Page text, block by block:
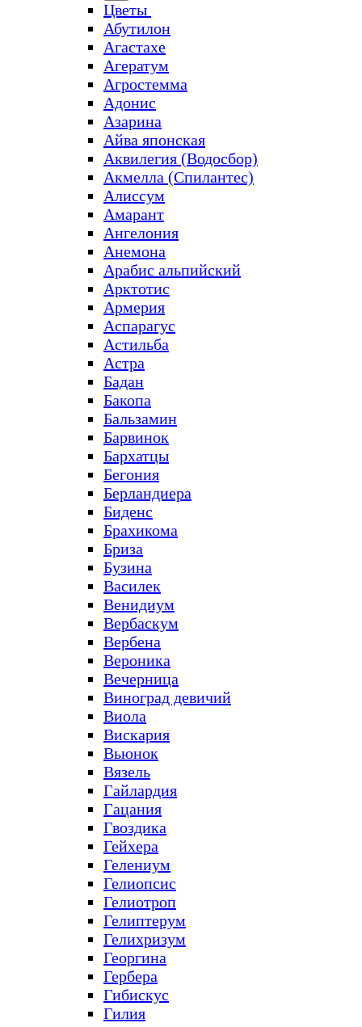
Цветы
Абутилон
Агастахе
Агератум
Агростемма
Адонис
Азарина
Айва японская
Аквилегия (Водосбор)
Акмелла (Спилантес)
Алиссум
Амарант
Ангелония
Анемона
Арабис альпийский
Арктотис
Армерия
Аспарагус
Астильба
Астра
Бадан
Бакопа
Бальзамин
Барвинок
Бархатцы
Бегония
Берландиера
Биденс
Брахикома
Бриза
Бузина
Василек
Венидиум
Вербаскум
Вербена
Вероника
Вечерница
Виноград девичий
Виола
Вискария
Вьюнок
Вязель
Гайлардия
Гацания
Гвоздика
Гейхера
Гелениум
Гелиопсис
Гелиотроп
Гелиптерум
Гелихризум
Георгина
Гербера
Гибискус
Гилия